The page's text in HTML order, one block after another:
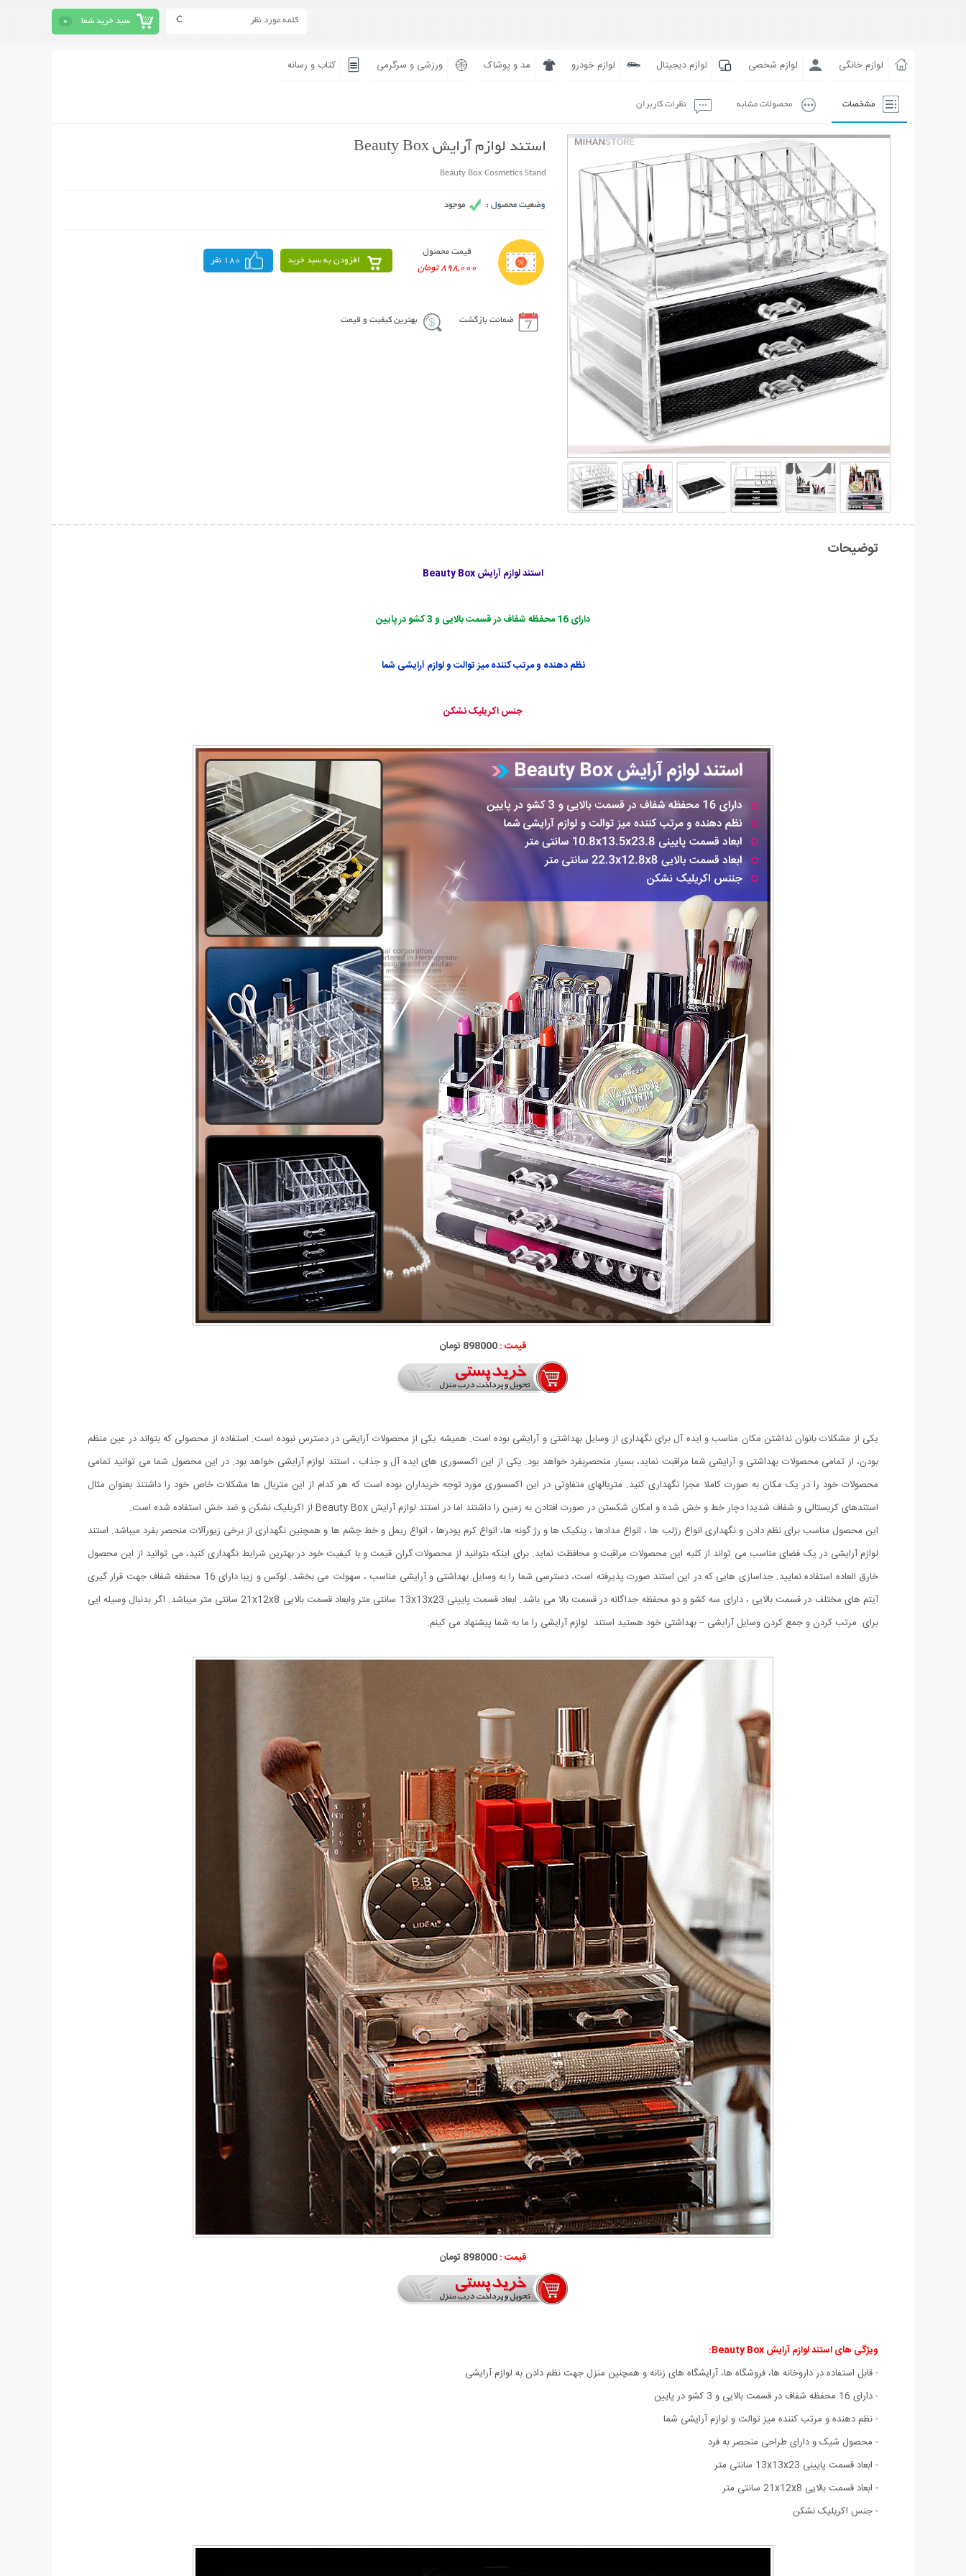
سبد خرید شما 0
لوازم خانگی لوازم شخصی لوازم دیجیتال لوازم خودرو مد و پوشاک ورزشی و سرگرمی کتاب و رسانه
مشخصات محصولات مشابه نظرات کاربران
استند لوازم آرایش Beauty Box
Beauty Box Cosmetics Stand
قیمت محصول
898,000 تومان
افزودن به سبد خرید 180 نفر
ضمانت بازگشت بهترین کیفیت و قیمت
توضیحات
استند لوازم آرایش Beauty Box
دارای 16 محفظه شفاف در قسمت بالایی و 3 کشو در پایین
نظم دهنده و مرتب کننده میز توالت و لوازم آرایشی شما
جنس اکریلیک نشکن
قیمت :898000 تومان
یکی از مشکلات بانوان نداشتن مکان مناسب و ایده آل برای نگهداری از وسایل بهداشتی و آرایشی بوده است. همیشه یکی از محصولات آرایشی در دسترس نبوده است. استفاده از محصولی که بتواند در عین منظم
بودن، از تمامی محصولات بهداشتی و آرایشی شما مراقبت نماید، بسیار منحصربفرد خواهد بود. یکی از این اکسسوری های ایده آل و جذاب ، استند لوازم آرایشی خواهد بود. در این محصول شما می توانید تمامی
محصولات خود را در یک مکان به صورت کاملا مجزا نگهداری کنید. متریالهای متفاوتی در این اکسسوری مورد توجه خریداران بوده است که هر کدام از این متریال ها مشکلات خاص خود را داشتند بعنوان مثال
استندهای کریستالی و شفاف شدیدا دچار خط و خش شده و امکان شکستن در صورت افتادن به زمین را داشتند اما در استند لوازم آرایش Beauty Box از اکریلیک نشکن و ضد خش استفاده شده است.
این محصول مناسب برای نظم دادن و نگهداری انواع رژلب ها ، انواع مدادها ، پنکیک ها و رژ گونه ها، انواع کرم پودرها ، انواع ریمل و خط چشم ها و همچنین نگهداری از برخی زیورآلات منحصر بفرد میباشد. استند
لوازم آرایشی در یک فضای مناسب می تواند از کلیه این محصولات مراقبت و محافظت نماید. برای اینکه بتوانید از محصولات گران قیمت و با کیفیت خود در بهترین شرایط نگهداری کنید، می توانید از این محصول
خارق العاده استفاده نمایید. جداسازی هایی که در این استند صورت پذیرفته است، دسترسی شما را به وسایل بهداشتی و آرایشی مناسب ، سهولت می بخشد. لوکس و زیبا دارای 16 محفظه شفاف جهت قرار گیری
آیتم های مختلف در قسمت بالایی ، دارای سه کشو و دو محفظه جداگانه در قسمت بالا می باشد. ابعاد قسمت پایینی 13x13x23 سانتی متر وابعاد قسمت بالایی 21x12x8 سانتی متر میباشد. اگر بدنبال وسیله ایی
برای مرتب کردن و جمع کردن وسایل آرایشی – بهداشتی خود هستید استند لوازم آرایشی را ما به شما پیشنهاد می کینم.
قیمت :898000 تومان
ویژگی های استند لوازم آرایش Beauty Box:
- قابل استفاده در داروخانه ها، فروشگاه ها، آرایشگاه های زنانه و همچنین منزل جهت نظم دادن به لوازم آرایشی
- دارای 16 محفظه شفاف در قسمت بالایی و 3 کشو در پایین
- نظم دهنده و مرتب کننده میز توالت و لوازم آرایشی شما
- محصول شیک و دارای طراحی منحصر به فرد
- ابعاد قسمت پایینی 13x13x23 سانتی متر
- ابعاد قسمت بالایی 21x12x8 سانتی متر
- جنس اکریلیک نشکن